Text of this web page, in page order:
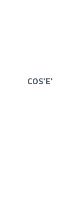
COS'E'